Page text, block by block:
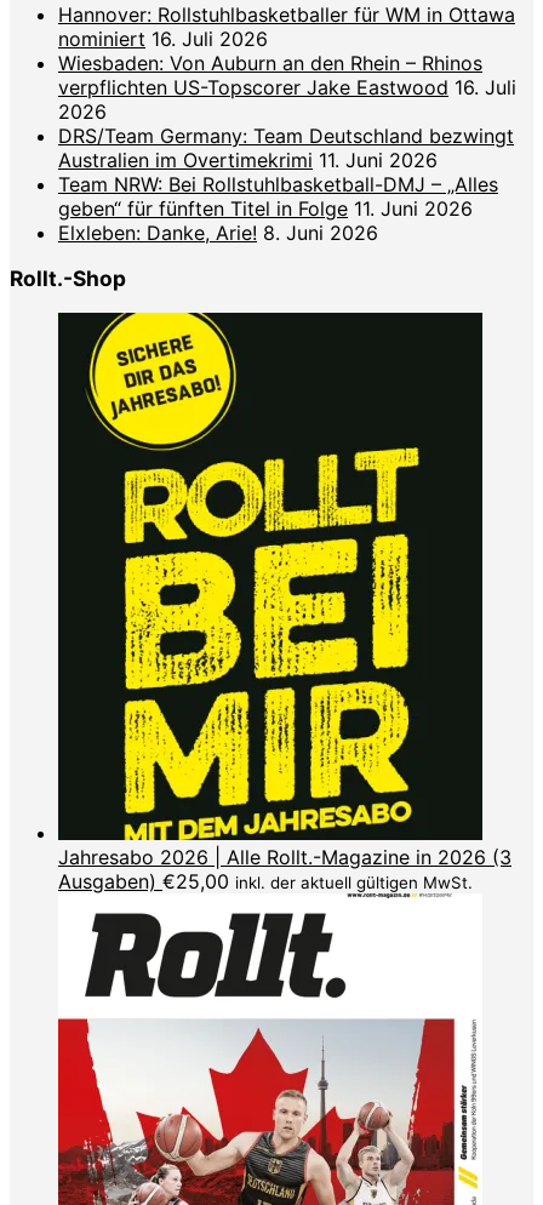
Hannover: Rollstuhlbasketballer für WM in Ottawa
nominiert 16. Juli 2026
Wiesbaden: Von Auburn an den Rhein – Rhinos
verpflichten US-Topscorer Jake Eastwood 16. Juli
2026
DRS/Team Germany: Team Deutschland bezwingt
Australien im Overtimekrimi 11. Juni 2026
Team NRW: Bei Rollstuhlbasketball-DMJ – „Alles
geben“ für fünften Titel in Folge 11. Juni 2026
Elxleben: Danke, Arie! 8. Juni 2026
Rollt.-Shop
Jahresabo 2026 | Alle Rollt.-Magazine in 2026 (3
Ausgaben) €25,00 inkl. der aktuell gültigen MwSt.